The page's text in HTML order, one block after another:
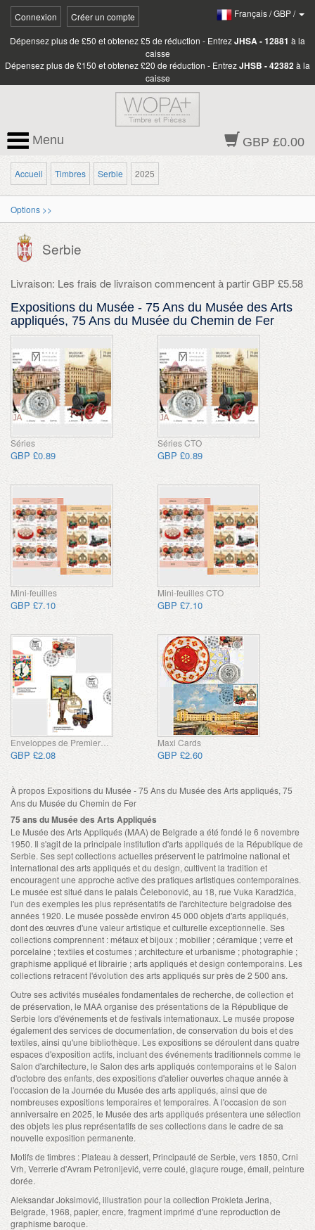
Connexion Créer un compte Français/GBP/
Dépensez plus de £50 et obtenez £5 de réduction - EntrezJHSA - 12881 à la
caisse
Dépensez plus de £150 et obtenez £20 de réduction - EntrezJHSB - 42382à la
caisse
GBP £0.00
Menu
Accueil Timbres Serbie 2025
Options >>
Serbie
Livraison: Les frais de livraison commencent à partir GBP £5.58
Expositions du Musée - 75 Ans du Musée des Arts
appliqués, 75 Ans du Musée du Chemin de Fer
Séries
GBP £0.89
Séries CTO
GBP £0.89
Mini-feuilles
GBP £7.10
Mini-feuilles CTO
GBP £7.10
Enveloppes de Premier Jour
GBP £2.08
Maxi Cards
GBP £2.60
À propos Expositions du Musée - 75 Ans du Musée des Arts appliqués, 75
Ans du Musée du Chemin de Fer
75 ans du Musée des Arts Appliqués
Le Musée des Arts Appliqués (MAA) de Belgrade a été fondé le 6 novembre
1950. Il s'agit de la principale institution d'arts appliqués de la République de
Serbie. Ses sept collections actuelles préservent le patrimoine national et
international des arts appliqués et du design, cultivent la tradition et
encouragent une approche active des pratiques artistiques contemporaines.
Le musée est situé dans le palais Čelebonović, au 18, rue Vuka Karadžića,
l'un des exemples les plus représentatifs de l'architecture belgradoise des
années 1920. Le musée possède environ 45 000 objets d'arts appliqués,
dont des œuvres d'une valeur artistique et culturelle exceptionnelle. Ses
collections comprennent : métaux et bijoux ; mobilier ; céramique ; verre et
porcelaine ; textiles et costumes ; architecture et urbanisme ; photographie ;
graphisme appliqué et librairie ; arts appliqués et design contemporains. Les
collections retracent l'évolution des arts appliqués sur près de 2 500 ans.
Outre ses activités muséales fondamentales de recherche, de collection et
de préservation, le MAA organise des présentations de la République de
Serbie lors d'événements et de festivals internationaux. Le musée propose
également des services de documentation, de conservation du bois et des
textiles, ainsi qu'une bibliothèque. Les expositions se déroulent dans quatre
espaces d'exposition actifs, incluant des événements traditionnels comme le
Salon d'architecture, le Salon des arts appliqués contemporains et le Salon
d'octobre des enfants, des expositions d'atelier ouvertes chaque année à
l'occasion de la Journée du Musée des arts appliqués, ainsi que de
nombreuses expositions temporaires et temporaires. À l'occasion de son
anniversaire en 2025, le Musée des arts appliqués présentera une sélection
des objets les plus représentatifs de ses collections dans le cadre de sa
nouvelle exposition permanente.
Motifs de timbres : Plateau à dessert, Principauté de Serbie, vers 1850, Crni
Vrh, Verrerie d'Avram Petronijević, verre coulé, glaçure rouge, émail, peinture
dorée.
Aleksandar Joksimović, illustration pour la collection Prokleta Jerina,
Belgrade, 1968, papier, encre, fragment imprimé d'une reproduction de
graphisme baroque.